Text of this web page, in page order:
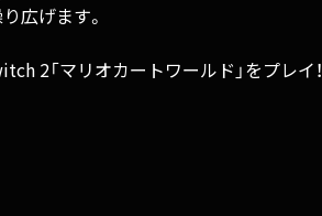
広げます。
2「マリオカートワールド」をプレイ！